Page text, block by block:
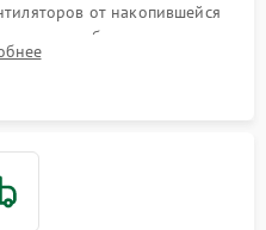
от накопившейся
питания, балласта лампы и
прогаров или вздутых